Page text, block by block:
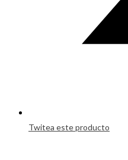
Twitea este producto